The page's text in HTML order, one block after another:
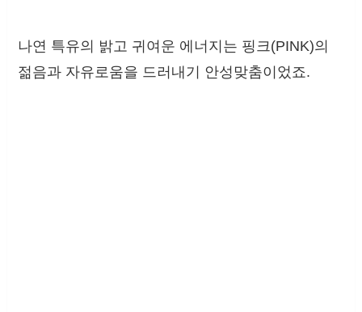
나연 특유의 밝고 귀여운 에너지는 핑크(PINK)의
젊음과 자유로움을 드러내기 안성맞춤이었죠.